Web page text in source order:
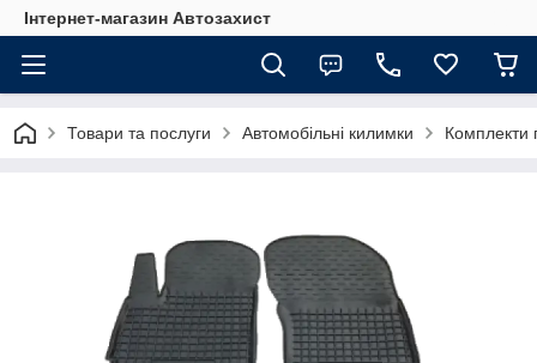
Інтернет-магазин Автозахист
Товари та послуги Автомобільні килимки Комплекти